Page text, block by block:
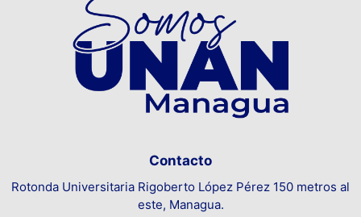
Contacto
Rotonda Universitaria Rigoberto López Pérez 150 metros al
este, Managua.